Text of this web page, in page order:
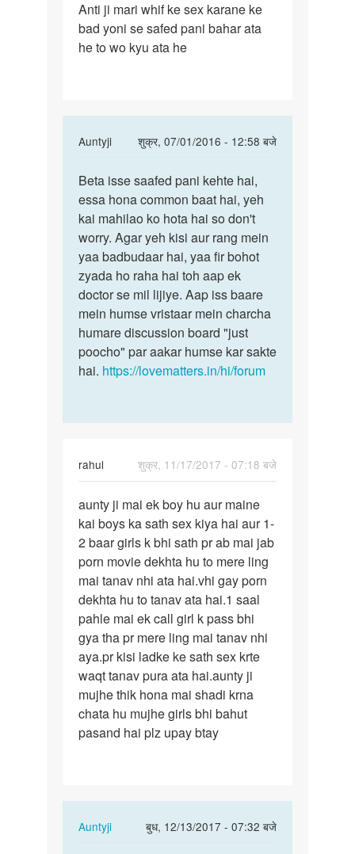
Anti
ji
mari
Anti ji mari whif ke sex karane ke
bad yoni se safed pani bahar ata
he to wo kyu ata he
Auntyji
शुक्र, 07/01/2016 - 12:58 बजे
In
to
Anti
ji
mari
whif
ke
sex
by
raju
sen
Beta
isse
saafed
pani
kehte
Beta isse saafed pani kehte hai,
essa hona common baat hai, yeh
kai mahilao ko hota hai so don't
worry. Agar yeh kisi aur rang mein
yaa badbudaar hai, yaa fir bohot
zyada ho raha hai toh aap ek
doctor se mil lijiye. Aap iss baare
mein humse vristaar mein charcha
humare discussion board "just
poocho" par aakar humse kar sakte
hai. https://lovematters.in/hi/forum
rahul
शुक्र, 11/17/2017 - 07:18 बजे
aunty
ji
mai
ek
boy
hu
aur…
aunty ji mai ek boy hu aur maine
kai boys ka sath sex kiya hai aur 1-
2 baar girls k bhi sath pr ab mai jab
porn movie dekhta hu to mere ling
mai tanav nhi ata hai.vhi gay porn
dekhta hu to tanav ata hai.1 saal
pahle mai ek call girl k pass bhi
gya tha pr mere ling mai tanav nhi
aya.pr kisi ladke ke sath sex krte
waqt tanav pura ata hai.aunty ji
mujhe thik hona mai shadi krna
chata hu mujhe girls bhi bahut
pasand hai plz upay btay
Auntyji
बुध, 12/13/2017 - 07:32 बजे
In